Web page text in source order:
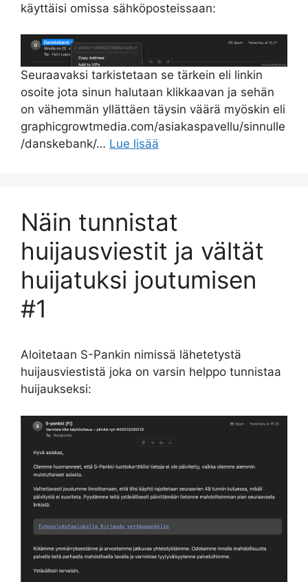
käyttäisi omissa sähköposteissaan:
Seuraavaksi tarkistetaan se tärkein eli linkin
osoite jota sinun halutaan klikkaavan ja sehän
on vähemmän yllättäen täysin väärä myöskin eli
graphicgrowtmedia.com/asiakaspavellu/sinnulle
/danskebank/… Lue lisää
Näin tunnistat
huijausviestit ja vältät
huijatuksi joutumisen
#1
Aloitetaan S-Pankin nimissä lähetetystä
huijausviestistä joka on varsin helppo tunnistaa
huijaukseksi: